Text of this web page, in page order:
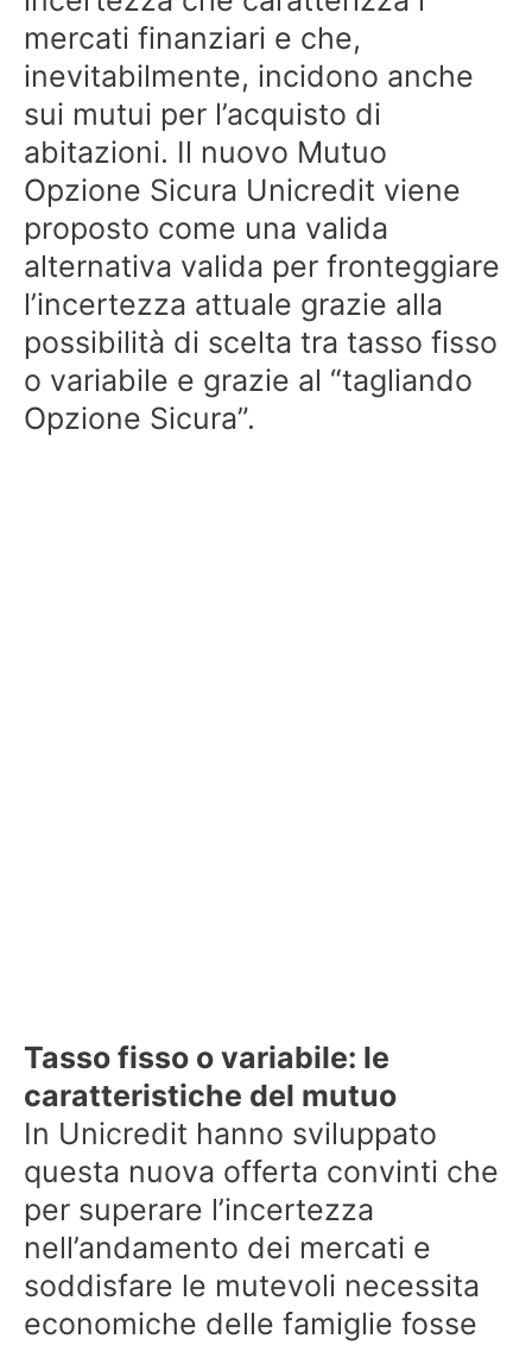
mercati finanziari e che,
inevitabilmente, incidono anche
sui mutui per l’acquisto di
abitazioni. Il nuovo Mutuo
Opzione Sicura Unicredit viene
proposto come una valida
alternativa valida per fronteggiare
l’incertezza attuale grazie alla
possibilità di scelta tra tasso fisso
o variabile e grazie al “tagliando
Opzione Sicura”.
Tasso fisso o variabile: le
caratteristiche del mutuo
In Unicredit hanno sviluppato
questa nuova offerta convinti che
per superare l’incertezza
nell’andamento dei mercati e
soddisfare le mutevoli necessita
economiche delle famiglie fosse